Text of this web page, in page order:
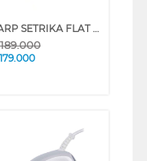
SHARP SETRIKA FLAT IRON EI-N05 SERIES
189.000
179.000